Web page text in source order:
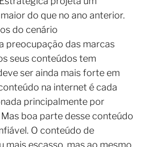
do que no ano anterior.
do cenário
preocupação das marcas
seus conteúdos tem
ser ainda mais forte em
na internet é cada
principalmente por
boa parte desse conteúdo
O conteúdo de
mais escasso, mas ao mesmo